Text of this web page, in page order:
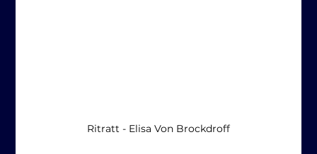
Ritratt - Elisa Von Brockdroff